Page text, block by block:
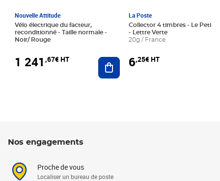
Nouvelle Attitude
Vélo électrique du facteur,
reconditionné - Taille normale -
Noir/ Rouge
1 241 ,67€ HT Ajouter au panier
La Poste
Collector 4 timbres - Le Petit
- Lettre Verte
20g / France
6,25€ HT
Nos engagements
Proche de vous
Localiser un bureau de poste